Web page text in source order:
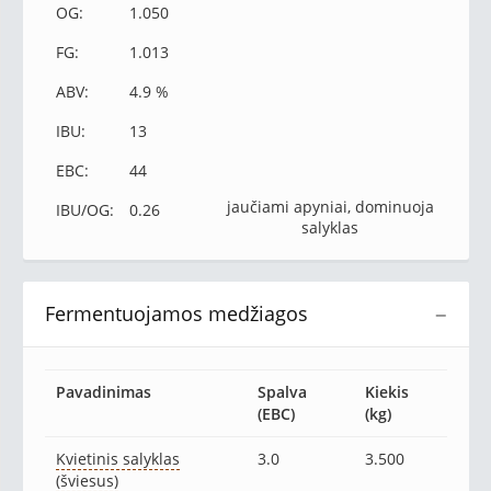
OG:
1.050
FG:
1.013
ABV:
4.9 %
IBU:
13
EBC:
44
IBU/OG:
0.26
jaučiami apyniai, dominuoja
salyklas
−
Fermentuojamos medžiagos
Pavadinimas
Spalva
(EBC)
Kiekis
(kg)
Kvietinis salyklas
(šviesus)
3.0 3.500